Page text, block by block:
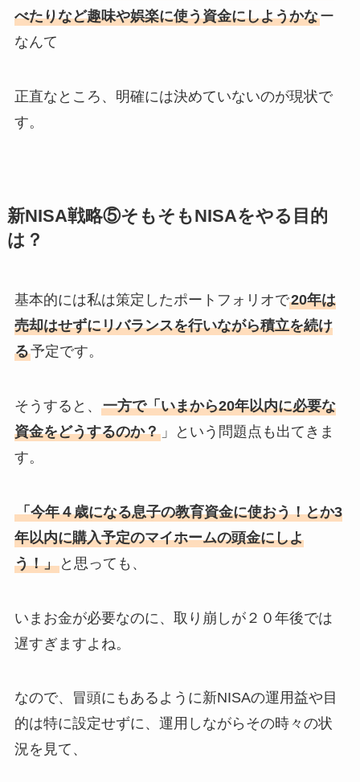
べたりなど趣味や娯楽に使う資金にしようかなー
なんて
正直なところ、明確には決めていないのが現状で
す。
新NISA戦略⑤そもそもNISAをやる目的
は？
基本的には私は策定したポートフォリオで20年は
売却はせずにリバランスを行いながら積立を続け
る予定です。
そうすると、 一方で「いまから20年以内に必要な
資金をどうするのか？」という問題点も出てきま
す。
「今年４歳になる息子の教育資金に使おう！とか3
年以内に購入予定のマイホームの頭金にしよ
う！」と思っても、
いまお金が必要なのに、取り崩しが２０年後では
遅すぎますよね。
なので、冒頭にもあるように新NISAの運用益や目
的は特に設定せずに、運用しながらその時々の状
況を見て、